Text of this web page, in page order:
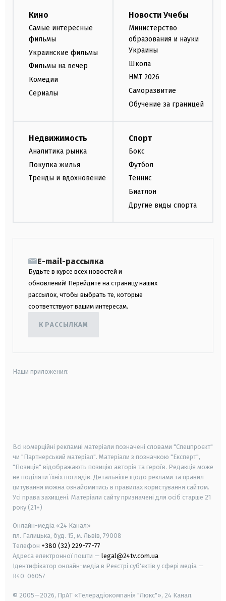
Кино
Самые интересные
фильмы
Украинские фильмы
Фильмы на вечер
Комедии
Сериалы
Новости Учебы
Министерство
образования и науки
Украины
Школа
НМТ 2026
Саморазвитие
Обучение за границей
Недвижимость
Аналитика рынка
Покупка жилья
Тренды и вдохновение
Спорт
Бокс
Футбол
Теннис
Биатлон
Другие виды спорта
E-mail-рассылка
Будьте в курсе всех новостей и
обновлений! Перейдите на страницу наших
рассылок, чтобы выбрать те, которые
соответствуют вашим интересам.
К РАССЫЛКАМ
Наши приложения:
Всі комерційні рекламні матеріали позначені словами "Спецпроєкт"
чи "Партнерський матеріал". Матеріали з позначкою "Експерт",
"Позиція" відображають позицію авторів та героїв. Редакція може
не поділяти їхніх поглядів. Детальніше щодо реклами та правил
цитування можна ознайомитись в правилах користування сайтом.
Усі права захищені. Матеріали сайту призначені для осіб старше 21
року (21+)
Онлайн-медіа «24 Канал»
пл. Галицька, буд. 15, м. Львів, 79008
Телефон +380 (32) 229-77-77
Адреса електронної пошти — legal@24tv.com.ua
Ідентифікатор онлайн-медіа в Реєстрі суб'єктів у сфері медіа —
R40-06057
© 2005—2026, ПрАТ «Телерадіокомпанія "Люкс"», 24 Канал.